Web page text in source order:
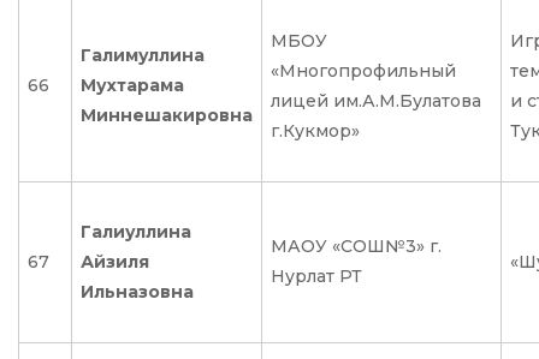
66
Галимуллина
Мухтарама
Миннешакировна
МБОУ
«Многопрофильный
лицей им.А.М.Булатова
г.Кукмор»
и
67
Галиуллина
Айзиля
Ильназовна
МАОУ «СОШ№3» г.
Нурлат РТ